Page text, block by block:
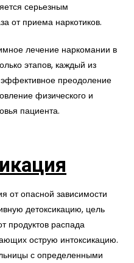
серьезным
от приема наркотиков.
лечение наркомании в
этапов, каждый из
преодоление
физического и
пациента.
от опасной зависимости
детоксикацию, цель
продуктов распада
острую интоксикацию.
с определенными